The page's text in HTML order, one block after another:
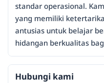
standar operasional.
yang memiliki
antusias untuk belajar
hidangan berkualitas
Hubungi kami